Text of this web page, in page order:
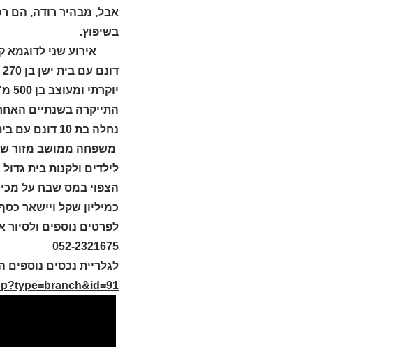
אבל, מבהיר רודה, הם
בשיפוץ.
נחלה בת 10 דונם עם בית ישן בן 3 קומות,270 מ"ר ובכך חסכו כ-3 מיליון שקל, תמורת ויתור על חלום.
הצפוי במס שבח על
כמיליון שקל ויישאר
לפרטים נוספים ולסיור
052-2321675
לגלריית נכסים נוספים